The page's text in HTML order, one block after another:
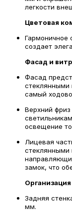
легкости
Цветовая
Гармоничное
создает
Фасад и
Фасад
стеклянными
самый
Верхний
освещение
Лицевая
стеклянными
замок, что
Задняя
мм.